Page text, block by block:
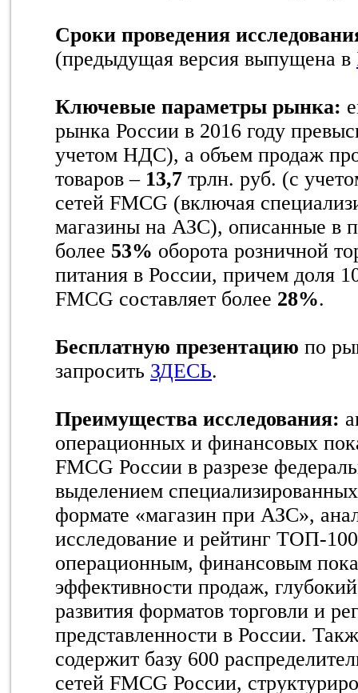
Сроки проведения
(предыдущая версия выпущена в
Ключевые параметры рынка:
рынка России в 2016 году
учетом НДС), а объем продаж
товаров – 13,7 трлн. руб. (с
сетей FMCG (включая
магазины на АЗС), описанные в
более 53% оборота розничной
питания в России, причем доля
FMCG составляет более 28%.
Бесплатную презентацию по
запросить ЗДЕСЬ.
Преимущества исследования:
операционных и финансовых
FMCG России в разрезе
выделением
формате «магазин при АЗС»,
исследование и рейтинг ТОП-
операционным, финансовым
эффективности продаж,
развития форматов торговли и
представленности в России.
содержит базу 600
сетей FMCG России,